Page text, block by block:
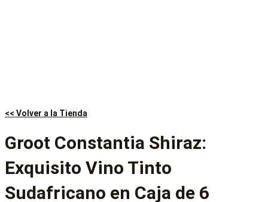
<< Volver a la Tienda
Groot Constantia Shiraz:
Exquisito Vino Tinto
Sudafricano en Caja de 6